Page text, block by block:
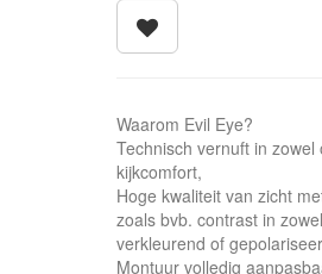
Waarom Evil Eye?
Technisch vernuft in
kijkcomfort,
Hoge kwaliteit van zicht
zoals bvb. contrast in
verkleurend of
Montuur volledig